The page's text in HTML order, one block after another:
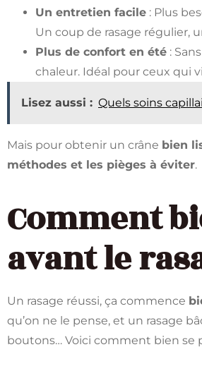
Un entretien facile : Plus
Un coup de rasage régulier,
Plus de confort en été :
chaleur. Idéal pour ceux qui
Lisez aussi : Quels soins
Mais pour obtenir un crâne bien
méthodes et les pièges à éviter.
Comment
avant le
Un rasage réussi, ça commence
qu’on ne le pense, et un rasage
boutons… Voici comment bien se